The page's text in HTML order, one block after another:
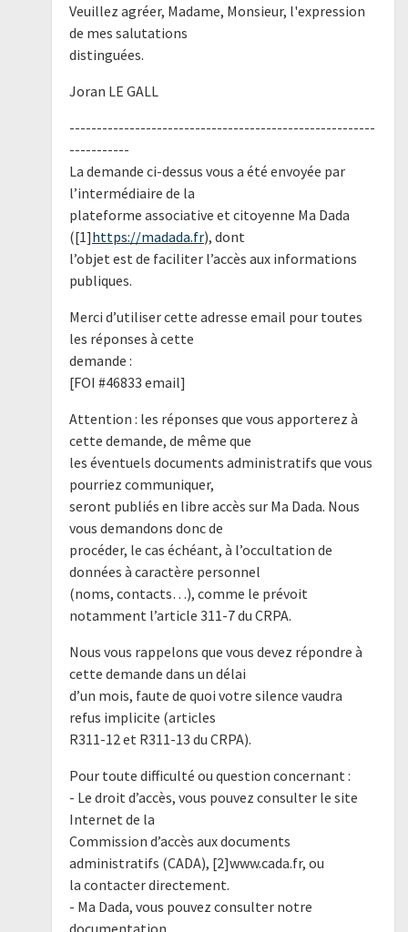
Veuillez agréer, Madame, Monsieur, l'expression
de mes salutations
distinguées.
Joran LE GALL
--------------------------------------------------------
-----------
La demande ci-dessus vous a été envoyée par
l’intermédiaire de la
plateforme associative et citoyenne Ma Dada
([1]https://madada.fr), dont
l’objet est de faciliter l’accès aux informations
publiques.
Merci d’utiliser cette adresse email pour toutes
les réponses à cette
demande :
[FOI #46833 email]
Attention : les réponses que vous apporterez à
cette demande, de même que
les éventuels documents administratifs que vous
pourriez communiquer,
seront publiés en libre accès sur Ma Dada. Nous
vous demandons donc de
procéder, le cas échéant, à l’occultation de
données à caractère personnel
(noms, contacts…), comme le prévoit
notamment l’article 311-7 du CRPA.
Nous vous rappelons que vous devez répondre à
cette demande dans un délai
d’un mois, faute de quoi votre silence vaudra
refus implicite (articles
R311-12 et R311-13 du CRPA).
Pour toute difficulté ou question concernant :
- Le droit d’accès, vous pouvez consulter le site
Internet de la
Commission d’accès aux documents
administratifs (CADA), [2]www.cada.fr, ou
la contacter directement.
- Ma Dada, vous pouvez consulter notre
documentation